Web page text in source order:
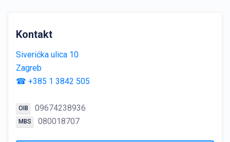
Kontakt
Siverićka ulica 10
Zagreb
☎ +385 1 3842 505
OIB 09674238936
MBS 080018707